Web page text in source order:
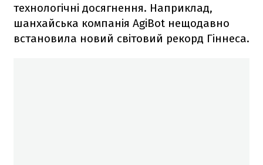
технологічні досягнення. Наприклад,
шанхайська компанія AgiBot нещодавно
встановила новий світовий рекорд Гіннеса.